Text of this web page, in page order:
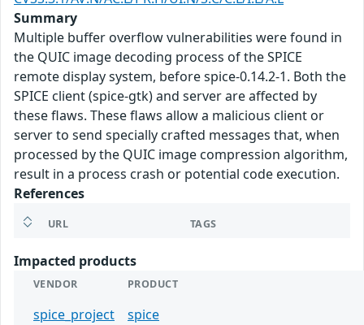
Summary
Multiple buffer overflow vulnerabilities were found in
the QUIC image decoding process of the SPICE
remote display system, before spice-0.14.2-1. Both the
SPICE client (spice-gtk) and server are affected by
these flaws. These flaws allow a malicious client or
server to send specially crafted messages that, when
processed by the QUIC image compression algorithm,
result in a process crash or potential code execution.
References
URL TAGS
Impacted products
VENDOR PRODUCT
spice_project
spice